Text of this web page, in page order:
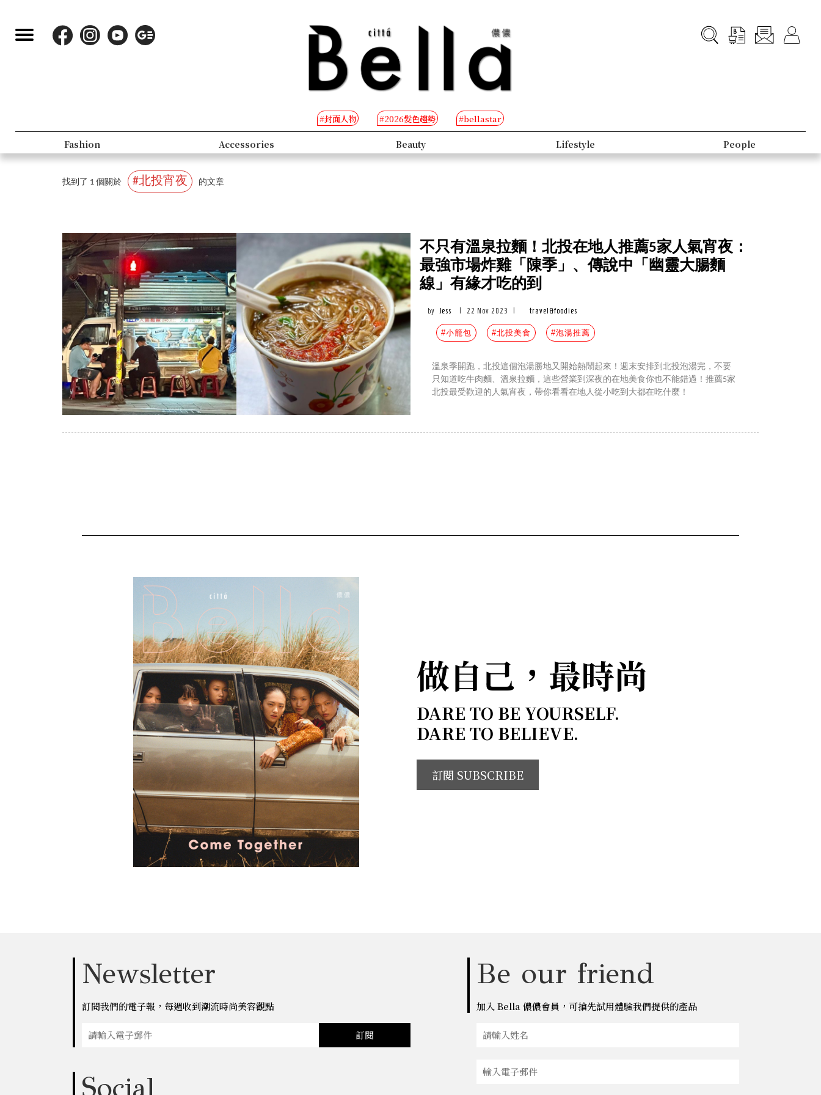
#封面人物 #2026髮色趨勢 #bellastar
Fashion Accessories Beauty Lifestyle People
找到了 1 個關於 #北投宵夜 的文章
不只有溫泉拉麵！北投在地人推薦5家人氣宵夜：
最強市場炸雞「陳季」、傳說中「幽靈大腸麵
線」有緣才吃的到
by Jess 22 Nov 2023 travel&foodies
#小籠包 #北投美食 #泡湯推薦
溫泉季開跑，北投這個泡湯勝地又開始熱鬧起來！週末安排到北投泡湯完，不要
只知道吃牛肉麵、溫泉拉麵，這些營業到深夜的在地美食你也不能錯過！推薦5家
北投最受歡迎的人氣宵夜，帶你看看在地人從小吃到大都在吃什麼！
做自己，最時尚
DARE TO BE YOURSELF.
DARE TO BELIEVE.
訂閱 SUBSCRIBE
Newsletter
訂閱我們的電子報，每週收到潮流時尚美容觀點
訂閱
Social
Be our friend
加入 Bella 儂儂會員，可搶先試用體驗我們提供的產品